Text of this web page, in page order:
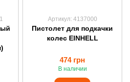
Артикул: 4137000
Пистолет для подкачки
колес EINHELL
474 грн
В наличии